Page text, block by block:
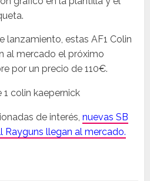
lanzamiento, estas AF1 Colin
al mercado el próximo
por un precio de 110€.
de interés, nuevas SB
Rayguns llegan al mercado.